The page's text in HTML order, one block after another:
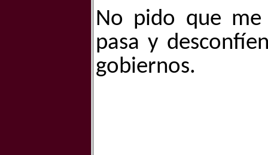
No pido que
pasa y
gobiernos.